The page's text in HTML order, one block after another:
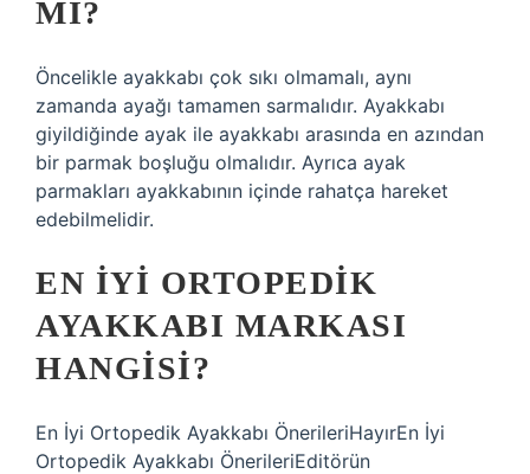
MI?
Öncelikle ayakkabı çok sıkı olmamalı, aynı
zamanda ayağı tamamen sarmalıdır. Ayakkabı
giyildiğinde ayak ile ayakkabı arasında en azından
bir parmak boşluğu olmalıdır. Ayrıca ayak
parmakları ayakkabının içinde rahatça hareket
edebilmelidir.
EN IYI ORTOPEDIK
AYAKKABI MARKASI
HANGISI?
En İyi Ortopedik Ayakkabı ÖnerileriHayırEn İyi
Ortopedik Ayakkabı ÖnerileriEditörün